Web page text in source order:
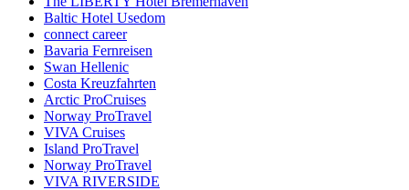
Baltic Hotel Usedom
connect career
Bavaria Fernreisen
Swan Hellenic
Costa Kreuzfahrten
Arctic ProCruises
Norway ProTravel
VIVA Cruises
Island ProTravel
Norway ProTravel
VIVA RIVERSIDE